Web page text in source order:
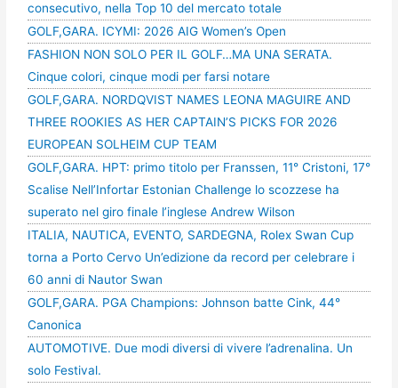
consecutivo, nella Top 10 del mercato totale
GOLF,GARA. ICYMI: 2026 AIG Women’s Open
FASHION NON SOLO PER IL GOLF…MA UNA SERATA.
Cinque colori, cinque modi per farsi notare
GOLF,GARA. NORDQVIST NAMES LEONA MAGUIRE AND
THREE ROOKIES AS HER CAPTAIN’S PICKS FOR 2026
EUROPEAN SOLHEIM CUP TEAM
GOLF,GARA. HPT: primo titolo per Franssen, 11° Cristoni, 17°
Scalise Nell’Infortar Estonian Challenge lo scozzese ha
superato nel giro finale l’inglese Andrew Wilson
ITALIA, NAUTICA, EVENTO, SARDEGNA, Rolex Swan Cup
torna a Porto Cervo Un’edizione da record per celebrare i
60 anni di Nautor Swan
GOLF,GARA. PGA Champions: Johnson batte Cink, 44°
Canonica
AUTOMOTIVE. Due modi diversi di vivere l’adrenalina. Un
solo Festival.